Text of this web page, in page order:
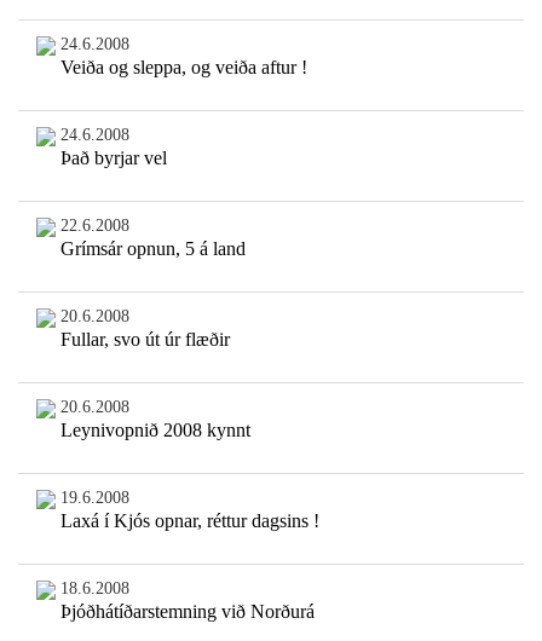
24.6.2008
Veiða og sleppa, og veiða aftur !
24.6.2008
Það byrjar vel
22.6.2008
Grímsár opnun, 5 á land
20.6.2008
Fullar, svo út úr flæðir
20.6.2008
Leynivopnið 2008 kynnt
19.6.2008
Laxá í Kjós opnar, réttur dagsins !
18.6.2008
Þjóðhátíðarstemning við Norðurá